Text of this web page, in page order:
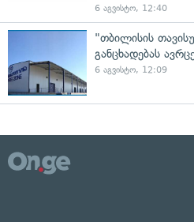
6 აგვისტო, 12:40
"თბილისის
განცხადებას
6 აგვისტო, 12:09